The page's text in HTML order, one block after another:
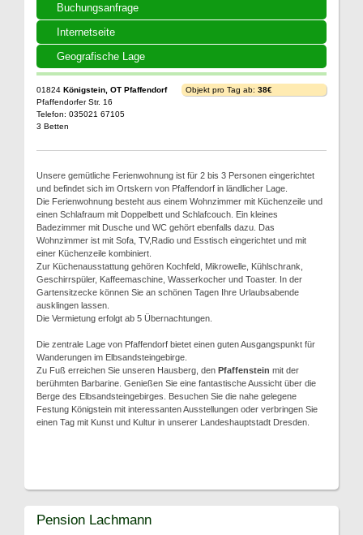
Buchungsanfrage
Internetseite
Geografische Lage
01824 Königstein, OT Pfaffendorf
Pfaffendorfer Str. 16
Telefon: 035021 67105
3 Betten
Objekt pro Tag ab: 38€
Unsere gemütliche Ferienwohnung ist für 2 bis 3 Personen eingerichtet
und befindet sich im Ortskern von Pfaffendorf in ländlicher Lage.
Die Ferienwohnung besteht aus einem Wohnzimmer mit Küchenzeile und
einen Schlafraum mit Doppelbett und Schlafcouch. Ein kleines
Badezimmer mit Dusche und WC gehört ebenfalls dazu. Das
Wohnzimmer ist mit Sofa, TV,Radio und Esstisch eingerichtet und mit
einer Küchenzeile kombiniert.
Zur Küchenausstattung gehören Kochfeld, Mikrowelle, Kühlschrank,
Geschirrspüler, Kaffeemaschine, Wasserkocher und Toaster. In der
Gartensitzecke können Sie an schönen Tagen Ihre Urlaubsabende
ausklingen lassen.
Die Vermietung erfolgt ab 5 Übernachtungen.
Die zentrale Lage von Pfaffendorf bietet einen guten Ausgangspunkt für
Wanderungen im Elbsandsteingebirge.
Zu Fuß erreichen Sie unseren Hausberg, den Pfaffenstein mit der
berühmten Barbarine. Genießen Sie eine fantastische Aussicht über die
Berge des Elbsandsteingebirges. Besuchen Sie die nahe gelegene
Festung Königstein mit interessanten Ausstellungen oder verbringen Sie
einen Tag mit Kunst und Kultur in unserer Landeshauptstadt Dresden.
Pension Lachmann